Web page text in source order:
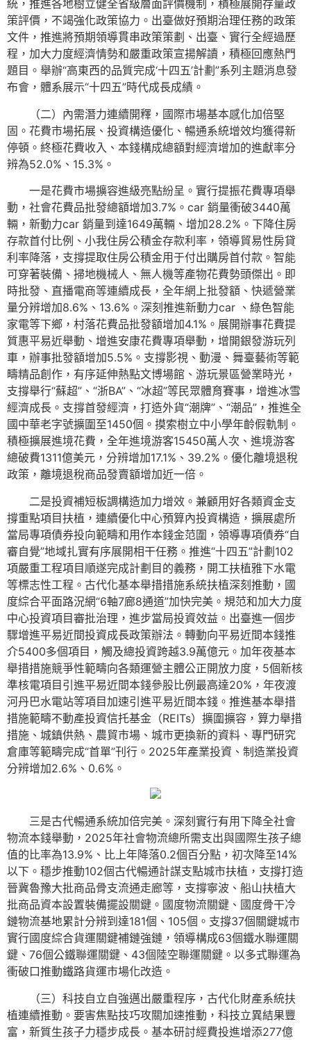
統，推進各地樹立健全省級層面評價機制，積極展開存量政
策評價，不竭強化政策協力。出臺做好預期治理任務的政策
文件，推進將預期領導貫串政策策劃、出臺、實行全經過歷
程，加大力度經濟情勢和嚴重政策宣揚解讀，積極回應熱門
題目。舉辦“高東西的品質完成‘十四五’計劃”系列主題消息發
布會，體系展示“十四五”時代成長成績。
（二）內需潛力連續開釋，國際市場基本感化加倍堅
固。花費市場拓展、投資構造優化、暢通系統增效均獲得新
停頓。終極花費收入、本錢構成總額對經濟增加的進獻率分
辨為52.0%、15.3%。
一是花費市場擴容進級亮點紛呈。實行提振花費專項舉
動，社會花費品批發總額增加3.7%。car 銷量衝破3440萬
輛，新動力car 銷量到達1649萬輛、增加28.2%。下降住房
存款首付比例、小我住房公積金存款利率，領導貿易性房貸
利率降落，支撐提取住房公積金用于付出購房首付款。智能
可穿著裝備、掃地機械人、無人機等產物花費勢頭傑出。即
時批發、直播電商等連續成長，全年網上批發額、快遞營業
量分辨增加8.6%、13.6%。深刻推進新動力car 、綠色智能
家電等下鄉，村落花費品批發額增加4.1%。展開辦事花費提
質惠平易近舉動、增進安康花費專項舉動，增開銀發游玩列
車，辦事批發額增加5.5%。支撐影視、動漫、舞臺藝術等範
疇精品創作，有序延伸熱點文博場館、游玩景區營業時光，
支撐舉行“蘇超”、“浙BA”、“冰超”等民眾體育賽事，增進冰雪
經濟成長。支撐首發經濟，打造外貨“潮牌”、“潮品”，推進全
國中華老字號擴圍至1450個。摸索樹立中小學年齡假軌制。
積極擴展進境花費，全年進境游客15450萬人次、進境游客
總破費1311億美元，分辨增加17.1%、39.2%。優化離境退稅
政策，離境退稅商品發賣額增加近一倍。
二是投資補短板調構造加力增效。兼顧用好各類資金支
撐重點項目扶植，連續優化中心預算內投資構造，擴展處所
當局專項債券投向範疇和用作本錢金范圍，領導專項債券“自
審自覺”地域扎實有序展開相干任務。推進“十四五”計劃102
項嚴重工程項目順遂完成計劃目的義務，開工扶植雅下水電
等標志性工程。古代化基本舉措措施系統扶植深刻推動，國
度綜合平面路況網“6軸7廊8通道”加快完美。規范和加大力度
中心投資項目審批治理，進步當局投資效益。出臺進一個步
驟增進平易近間投資成長政策辦法。轉動向平易近間本錢推
介5400多個項目，觸及總投資跨越3.9萬億元。加年夜基本
舉措措施競爭性範疇向各類運營主體公正開放力度，5個新核
準核電項目引進平易近間本錢參股比例最高達20%，年夜渡
河丹巴水電站等項目加速引進平易近間本錢。推進基本舉措
措施範疇不動產投資信托基金（REITs）擴圍擴容，算力舉措
措施、城鎮供熱、農貿市場、城市更換新的資料、專門研究
倉庫等範疇完成“首單”刊行。2025年產業投資、制造業投資
分辨增加2.6%、0.6%。
三是古代暢通系統加倍完美。深刻實行有用下降全社會
物流本錢舉動，2025年社會物流總所需支出與國際生孩子總
值的比率為13.9%、比上年降落0.2個百分點，初次降至14%
以下。穩步推動102個古代暢通計謀支點城市扶植，支撐打造
晉冀魯豫大批商品骨支流通走廊等，支撐寧波、船山扶植大
批商品資本設置裝備擺設關鍵。國度物流關鍵、國度骨干冷
鏈物流基地累計分辨到達181個、105個。支撐37個關鍵城市
實行國度綜合貨運關鍵補鏈強鏈，領導構成63個鐵水聯運關
鍵、76個公鐵聯運關鍵、43個陸空聯運關鍵。以多式聯運為
衝破口推動鐵路貨運市場化改造。
（三）科技自立自強邁出嚴重程序，古代化財產系統扶
植連續推動。要害焦點技巧攻關加速推動，科技立異結果豐
富，新質生孩子力穩步成長。基本研討經費投進增添277億